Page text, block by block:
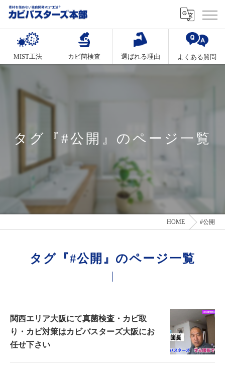
MIST工法 カビ菌検査 選ばれる理由 よくある質問
タグ『#公開』のページ一覧
HOME #公開
タグ『#公開』のページ一覧
関西エリア大阪にて真菌検査・カビ取
り・カビ対策はカビバスターズ大阪にお
任せ下さい